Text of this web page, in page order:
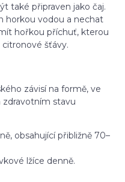
také připraven jako čaj.
horkou vodou a nechat
hořkou příchuť, kterou
šťávy.
závisí na formě, ve
zdravotním stavu
obsahující přibližně 70–
lžíce denně.